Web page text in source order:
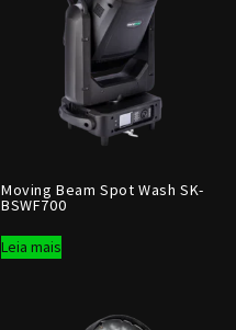
Moving Beam Spot Wash SK-
BSWF700
Leia mais